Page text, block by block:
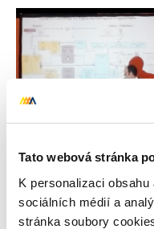
Tato webová stránka
K personalizaci
sociálních médií a
stránka soubory